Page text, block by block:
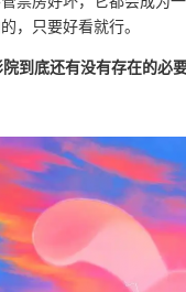
，只要好看就行。
到底还有没有存在的必